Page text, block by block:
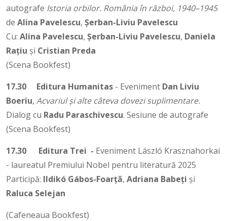
autografe Istoria orbilor. România în război, 1940–1945
de Alina Pavelescu, Șerban-Liviu Pavelescu
Cu: Alina Pavelescu, Șerban-Liviu Pavelescu, Daniela
Rațiu și Cristian Preda
(Scena Bookfest)
17.30
Editura Humanitas - Eveniment Dan Liviu
Boeriu, Acvariul și alte câteva dovezi suplimentare.
Dialog cu Radu Paraschivescu. Sesiune de autografe
(Scena Bookfest)
17.30
Editura Trei - Eveniment László Krasznahorkai
- laureatul Premiului Nobel pentru literatură 2025
Participă: Ildikó Gábos-Foarță, Adriana Babeți și
Raluca Selejan
(Cafeneaua Bookfest)